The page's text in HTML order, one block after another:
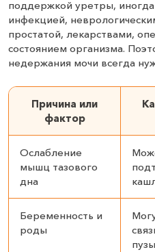
поддержкой уретры,
инфекцией,
простатой, лекарствами,
состоянием организма.
недержания мочи всегда
Причина или
фактор
Ослабление
мышц тазового
дна
Беременность и
роды